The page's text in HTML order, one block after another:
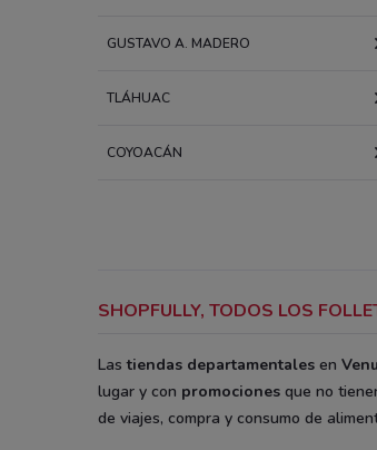
GUSTAVO A. MADERO
TLÁHUAC
COYOACÁN
SHOPFULLY, TODOS LOS
Lastiendas departamentales en
lugar y con promociones que no
de viajes, compra y consumo de